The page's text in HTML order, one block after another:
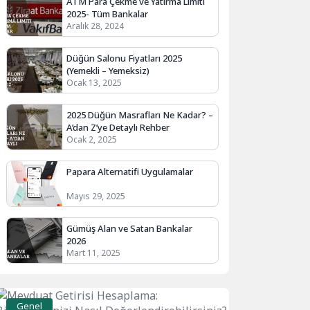
2025- Tüm Bankalar
Aralık 28, 2024
Düğün Salonu Fiyatları 2025
(Yemekli – Yemeksiz)
Ocak 13, 2025
2025 Düğün Masrafları Ne Kadar? –
A’dan Z’ye Detaylı Rehber
Ocak 2, 2025
Papara Alternatifi Uygulamalar
Mayıs 29, 2025
Gümüş Alan ve Satan Bankalar
2026
Mart 11, 2025
Genel